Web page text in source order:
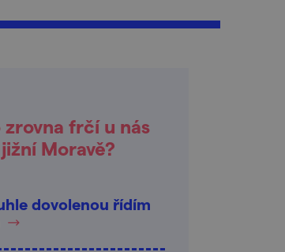
zrovna frčí u nás
Moravě?
dovolenou řídím